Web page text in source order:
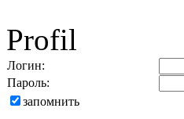
Profil
Логин:
Пароль:
запомнить